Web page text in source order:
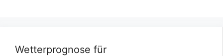
Wetterprognose für